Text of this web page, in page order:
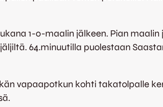
1-0-maalin jälkeen. Pian
64.minuutilla puolestaan
vapaapotkun kohti takatolpalle